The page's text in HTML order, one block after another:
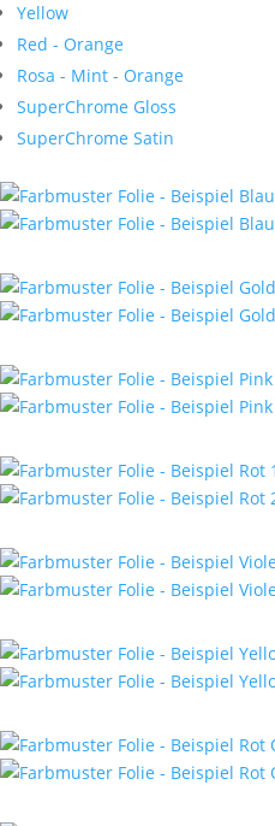
Yellow
Red - Orange
Rosa - Mint - Orange
SuperChrome Gloss
SuperChrome Satin